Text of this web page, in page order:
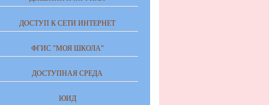
ДОСТУП К СЕТИ ИНТЕРНЕТ
ФГИС "МОЯ ШКОЛА"
ДОСТУПНАЯ СРЕДА
ЮИД